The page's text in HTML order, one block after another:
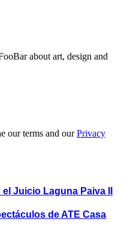
about art, design and
our terms and ourPrivacy
Juicio Laguna Paiva II
de ATE Casa